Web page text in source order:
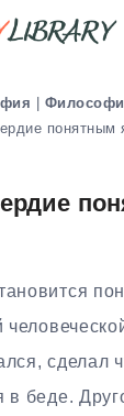
|
понятным
сделал
в беде.